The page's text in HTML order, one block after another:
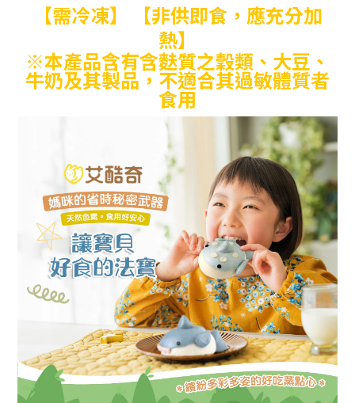
【需冷凍】 【非供即食，應充分加
熱】
※本產品含有含麩質之穀類、大豆 、
牛奶及其製品，不適合其過敏體質者
食用